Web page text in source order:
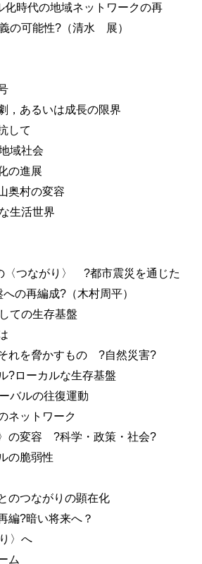
時代の地域ネットワークの再
の可能性?（清水 展）
あるいは成長の限界
して
域社会
の進展
村の変容
生活世界
つながり〉 ?都市震災を通じた
の再編成?（木村周平）
ての生存基盤
を脅かすもの ?自然災害?
ローカルな生存基盤
バルの往復運動
ットワーク
変容 ?科学・政策・社会?
の脆弱性
つながりの顕在化
?暗い将来へ？
〉へ
ム